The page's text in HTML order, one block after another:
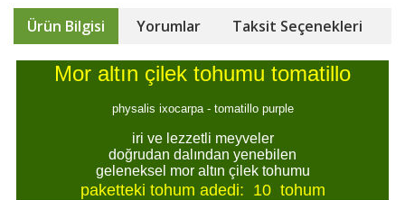
Ürün Bilgisi Yorumlar Taksit Seçenekleri
Mor altın çilek tohumu tomatillo
physalis ixocarpa - tomatillo purple
iri ve lezzetli meyveler
doğrudan dalından yenebilen
geleneksel mor altın çilek tohumu
paketteki tohum adedi: 10 tohum